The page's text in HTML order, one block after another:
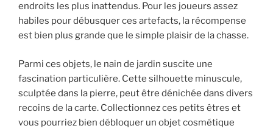
endroits les plus inattendus. Pour les joueurs assez
habiles pour débusquer ces artefacts, la récompense
est bien plus grande que le simple plaisir de la chasse.
Parmi ces objets, le nain de jardin suscite une
fascination particulière. Cette silhouette minuscule,
sculptée dans la pierre, peut être dénichée dans divers
recoins de la carte. Collectionnez ces petits êtres et
vous pourriez bien débloquer un objet cosmétique